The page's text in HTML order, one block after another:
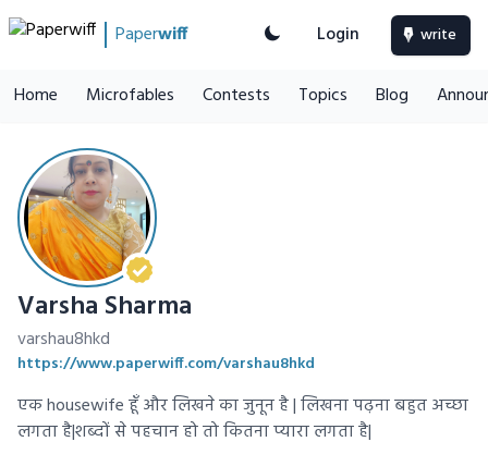
Paperwiff Login write
Home Microfables Contests Topics Blog
Varsha Sharma
varshau8hkd
https://www.paperwiff.com/varshau8hkd
एक housewife हूँ और लिखने का जुनून है | लिखना पढ़ना बहुत अच्छा
लगता है|शब्दों से पहचान हो तो कितना प्यारा लगता है|